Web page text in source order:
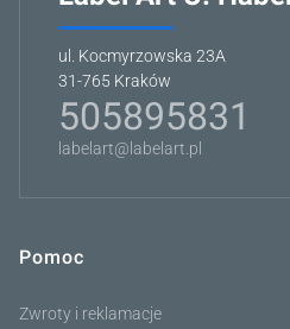
ul. Kocmyrzowska 23A
31-765 Kraków
505895831
labelart@labelart.pl
Linki w stopce
Pomoc
Zwroty i reklamacje